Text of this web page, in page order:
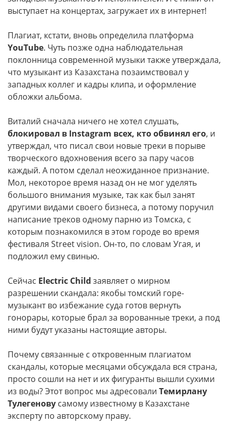
выступает на концертах, загружает их в интернет!
Плагиат, кстати, вновь определила платформа
YouTube. Чуть позже одна наблюдательная
поклонница современной музыки также утверждала,
что музыкант из Казахстана позаимствовал у
западных коллег и кадры клипа, и оформление
обложки альбома.
Виталий сначала ничего не хотел слушать,
блокировал в Instagram всех, кто обвинял его, и
утверждал, что писал свои новые треки в порыве
творческого вдохновения всего за пару часов
каждый. А потом сделал неожиданное признание.
Мол, некоторое время назад он не мог уделять
большого внимания музыке, так как был занят
другими видами своего бизнеса, а потому поручил
написание треков одному парню из Томска, с
которым познакомился в этом городе во время
фестиваля Street vision. Он-то, по словам Угая, и
подложил ему свинью.
Сейчас Electric Child заявляет о мирном
разрешении скандала: якобы томский горе-
музыкант во избежание суда готов вернуть
гонорары, которые брал за ворованные треки, а под
ними будут указаны настоящие авторы.
Почему связанные с откровенным плагиатом
скандалы, которые месяцами обсуждала вся страна,
просто сошли на нет и их фигуранты вышли сухими
из воды? Этот вопрос мы адресовали Темирлану
Тулегенову самому известному в Казахстане
эксперту по авторскому праву.